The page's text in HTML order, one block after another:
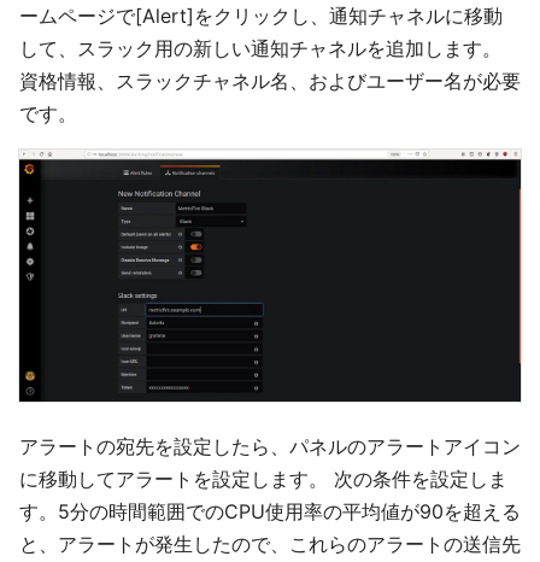
ームページで[Alert]をクリックし、通知チャネルに移動
して、スラック用の新しい通知チャネルを追加します。
資格情報、スラックチャネル名、およびユーザー名が必要
です。
アラートの宛先を設定したら、パネルのアラートアイコン
に移動してアラートを設定します。 次の条件を設定しま
す。5分の時間範囲でのCPU使用率の平均値が90を超える
と、アラートが発生したので、これらのアラートの送信先